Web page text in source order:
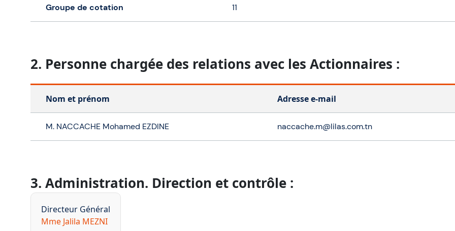
Groupe de cotation 11
2. Personne chargée des relations avec les Actionnaires :
Nom et prénom Adresse e-mail
M. NACCACHE Mohamed EZDINE naccache.m@lilas.com.tn
3. Administration. Direction et contrôle :
Directeur Général
Mme Jalila MEZNI